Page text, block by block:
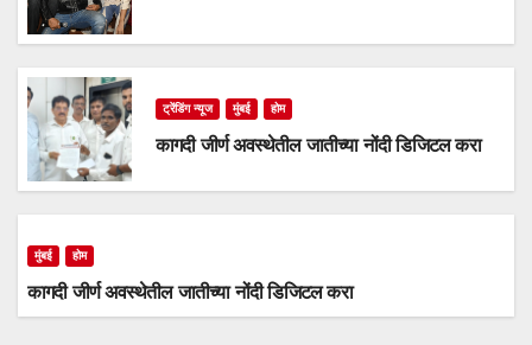
ट्रेंडिंग न्यूज मुंबई होम
कागदी जीर्ण अवस्थेतील जातीच्या नोंदी डिजिटल करा
मुंबई होम
कागदी जीर्ण अवस्थेतील जातीच्या नोंदी डिजिटल करा